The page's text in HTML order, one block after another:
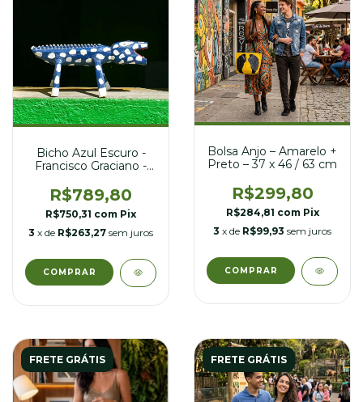
Bicho Azul Escuro -
Francisco Graciano -
R$789,80
R$750,31 com Pix
3 x de R$263,27 sem juros
Bolsa Anjo – Amarelo +
Preto – 37 x 46 / 63 cm
R$299,80
R$284,81 com Pix
3 x de R$99,93 sem juros
FRETE GRÁTIS FRETE GRÁTIS